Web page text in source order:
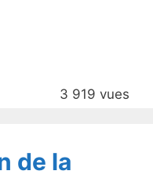
3 919 vues
de la